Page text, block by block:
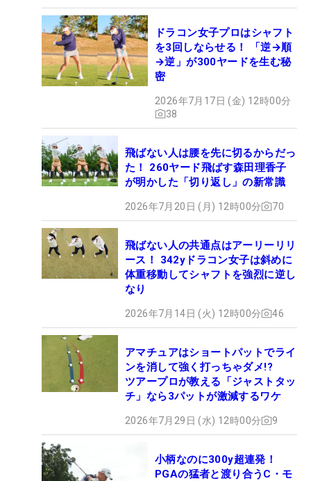
ドラコン女子プロはシャフト
を3回しならせる！ 「逆→順
→逆」が300ヤードを生む秘
密
2026年7月17日 (金) 12時00分
38
飛ばない人は腰を先に切るからだっ
た！ 260ヤード飛ばす森田理香子
が明かした「切り返し」の新常識
2026年7月20日 (月) 12時00分 70
飛ばない人の共通点はアーリーリリ
ース！ 342yドラコン女子は斜めに
体重移動してシャフトを強烈に逆し
なり
2026年7月14日 (火) 12時00分 46
アマチュアはショートパットでライ
ンを消して強く打っちゃダメ!?
ツアープロが教える「ジャストタッ
チ」なら3パットが激減するワケ
2026年7月29日 (水) 12時00分 9
小柄なのに300y超連発！
PGAの猛者と渡り合うC・モ